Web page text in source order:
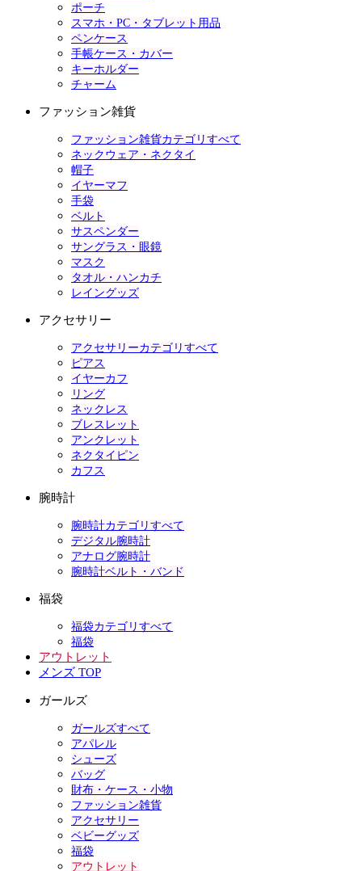
ポーチ
スマホ・PC・タブレット用品
ペンケース
手帳ケース・カバー
キーホルダー
チャーム
ファッション雑貨
ファッション雑貨カテゴリすべて
ネックウェア・ネクタイ
帽子
イヤーマフ
手袋
ベルト
サスペンダー
サングラス・眼鏡
マスク
タオル・ハンカチ
レイングッズ
アクセサリー
アクセサリーカテゴリすべて
ピアス
イヤーカフ
リング
ネックレス
ブレスレット
アンクレット
ネクタイピン
カフス
腕時計
腕時計カテゴリすべて
デジタル腕時計
アナログ腕時計
腕時計ベルト・バンド
福袋
福袋カテゴリすべて
福袋
アウトレット
メンズ TOP
ガールズ
ガールズすべて
アパレル
シューズ
バッグ
財布・ケース・小物
ファッション雑貨
アクセサリー
ベビーグッズ
福袋
アウトレット